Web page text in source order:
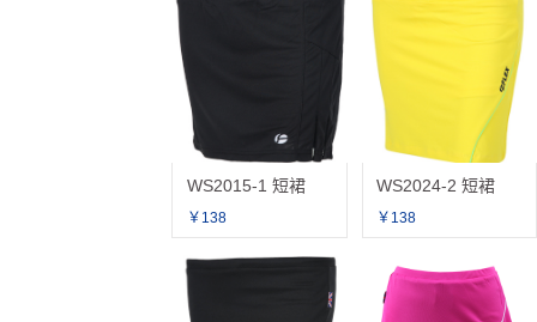
WS2015-1 短裙
￥138
WS2024-2 短裙
￥138